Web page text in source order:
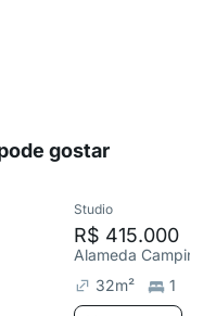
gostar
Studio
R$ 415.000
Alameda
32m² 1